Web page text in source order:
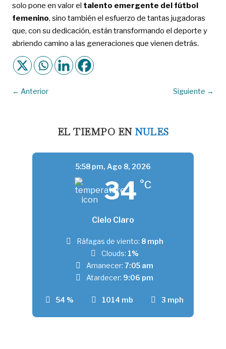
solo pone en valor el talento emergente del fútbol
femenino, sino también el esfuerzo de tantas jugadoras
que, con su dedicación, están transformando el deporte y
abriendo camino a las generaciones que vienen detrás.
← Anterior Siguiente →
EL TIEMPO EN NULES
5:58 pm, Ago 8, 2026
34 °C
Cielo Claro
54 % 1014 mb 3 mph
Ráfagas de viento: 8 mph
Clouds: 1%
Amanecer: 7:05 am
Atardecer: 9:06 pm